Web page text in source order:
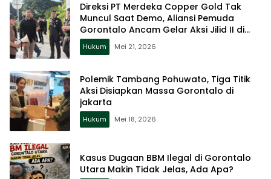
Direksi PT Merdeka Copper Gold Tak
Muncul Saat Demo, Aliansi Pemuda
Gorontalo Ancam Gelar Aksi Jilid II di
jakarta
Hukum Mei 21, 2026
Polemik Tambang Pohuwato, Tiga Titik
Aksi Disiapkan Massa Gorontalo di
jakarta
Hukum Mei 18, 2026
Kasus Dugaan BBM Ilegal di Gorontalo
Utara Makin Tidak Jelas, Ada Apa?